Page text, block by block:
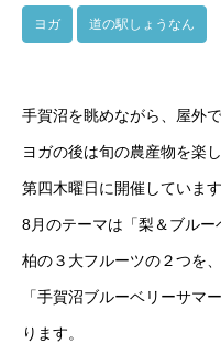
ヨガ 道の駅しょうなん
手賀沼を眺めながら、屋外
ヨガの後は旬の農産物を楽
第四木曜日に開催しています
8月のテーマは「梨＆ブルー
柏の３大フルーツの２つを
「手賀沼ブルーベリーサマ
ります。